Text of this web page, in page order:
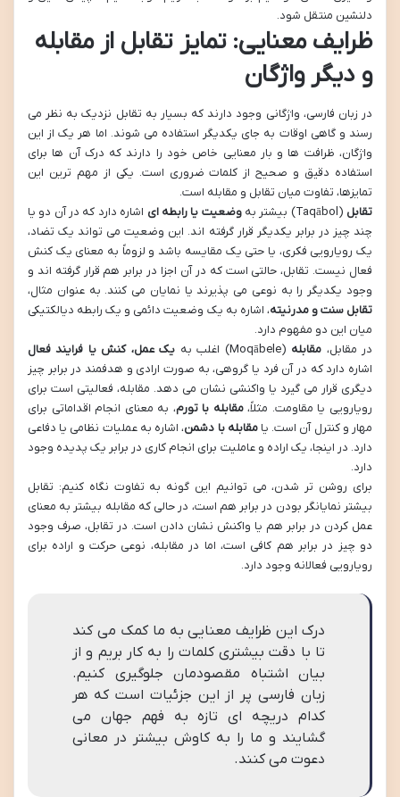
دلنشین منتقل شود.
ظرایف معنایی: تمایز تقابل از مقابله
و دیگر واژگان
در زبان فارسی، واژگانی وجود دارند که بسیار به تقابل نزدیک به نظر می
رسند و گاهی اوقات به جای یکدیگر استفاده می شوند. اما هر یک از این
واژگان، ظرافت ها و بار معنایی خاص خود را دارند که درک آن ها برای
استفاده دقیق و صحیح از کلمات ضروری است. یکی از مهم ترین این
تمایزها، تفاوت میان تقابل و مقابله است.
تقابل (Taqābol) بیشتر به وضعیت یا رابطه ای اشاره دارد که در آن دو یا
چند چیز در برابر یکدیگر قرار گرفته اند. این وضعیت می تواند یک تضاد،
یک رویارویی فکری، یا حتی یک مقایسه باشد و لزوماً به معنای یک کنش
فعال نیست. تقابل، حالتی است که در آن اجزا در برابر هم قرار گرفته اند و
وجود یکدیگر را به نوعی می پذیرند یا نمایان می کنند. به عنوان مثال،
تقابل سنت و مدرنیته، اشاره به یک وضعیت دائمی و یک رابطه دیالکتیکی
میان این دو مفهوم دارد.
در مقابل، مقابله (Moqābele) اغلب به
یک عمل، کنش یا فرایند فعال
اشاره دارد که در آن فرد یا گروهی، به صورت ارادی و هدفمند در برابر چیز
دیگری قرار می گیرد یا واکنشی نشان می دهد. مقابله، فعالیتی است برای
رویارویی یا مقاومت. مثلاً،مقابله با تورم، به معنای انجام اقداماتی برای
مهار و کنترل آن است. یامقابله با دشمن، اشاره به عملیات نظامی یا دفاعی
دارد. در اینجا، یک اراده و عاملیت برای انجام کاری در برابر یک پدیده وجود
دارد.
برای روشن تر شدن، می توانیم این گونه به تفاوت نگاه کنیم: تقابل
بیشتر نمایانگر بودن در برابر هم است، در حالی که مقابله بیشتر به معنای
عمل کردن در برابر هم یا واکنش نشان دادن است. در تقابل، صرف وجود
دو چیز در برابر هم کافی است، اما در مقابله، نوعی حرکت و اراده برای
رویارویی فعالانه وجود دارد.
درک این ظرایف معنایی به ما کمک می کند
تا با دقت بیشتری کلمات را به کار بریم و از
بیان اشتباه مقصودمان جلوگیری کنیم.
زبان فارسی پر از این جزئیات است که هر
کدام دریچه ای تازه به فهم جهان می
گشایند و ما را به کاوش بیشتر در معانی
دعوت می کنند.